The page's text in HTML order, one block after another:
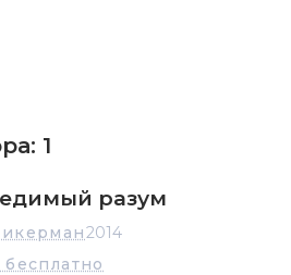
1
разум
2014
бесплатно